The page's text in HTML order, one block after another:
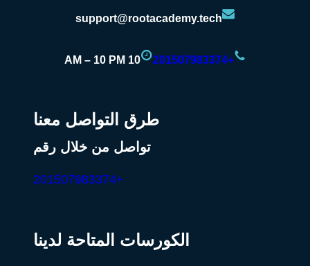
support@rootacademy.tech
+201507983374
10 AM – 10 PM
طرق التواصل معنا
تواصل من خلال رقم
+201507983374
الكورسات المتاحة لدينا